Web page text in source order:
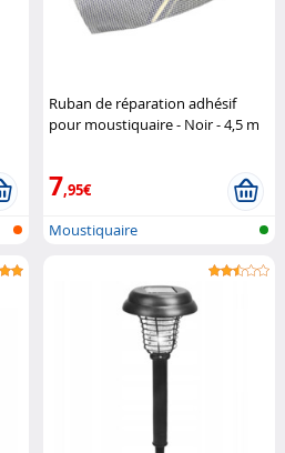
Ruban de réparation adhésif
pour moustiquaire - Noir - 4,5 m
7,95€
Moustiquaire